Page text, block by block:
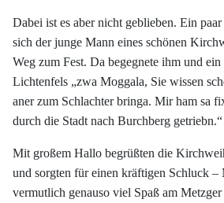
Dabei ist es aber nicht geblieben. Ein paar
sich der junge Mann eines schönen
Weg zum Fest. Da begegnete ihm und
Lichtenfels „zwa Moggala, Sie wissen
aner zum Schlachter bringa. Mir ham sa
durch die Stadt nach Burchberg getriebn.“
Mit großem Hallo begrüßten die
und sorgten für einen kräftigen Schluck –
vermutlich genauso viel Spaß am